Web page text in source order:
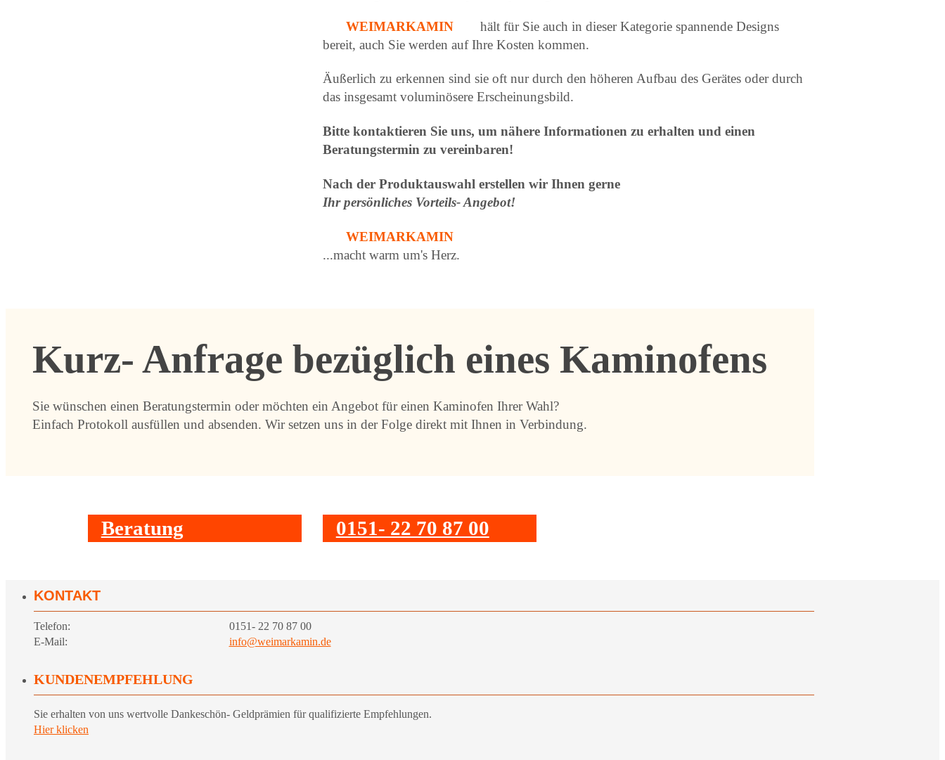
WEIMARKAMIN
hält für Sie auch in dieser Kategorie spannende Designs
bereit, auch Sie werden auf Ihre Kosten kommen.
Äußerlich zu erkennen sind sie oft nur durch den höheren Aufbau des Gerätes oder durch
das insgesamt voluminösere Erscheinungsbild.
Bitte kontaktieren Sie uns, um nähere Informationen zu erhalten und einen
Beratungstermin zu vereinbaren!
Nach der Produktauswahl erstellen wir Ihnen gerne
Ihr persönliches Vorteils- Angebot!
WEIMARKAMIN
...macht warm um's Herz.
Kurz- Anfrage bezüglich eines Kaminofens
Sie wünschen einen Beratungstermin oder möchten ein Angebot für einen Kaminofen Ihrer Wahl?
Einfach Protokoll ausfüllen und absenden. Wir setzen uns in der Folge direkt mit Ihnen in Verbindung.
Beratung 0151- 22 70 87 00
KONTAKT
Telefon:
0151- 22 70 87 00
E-Mail:
info@weimarkamin.de
KUNDENEMPFEHLUNG
Sie erhalten von uns wertvolle Dankeschön- Geldprämien für qualifizierte Empfehlungen.
Hier klicken